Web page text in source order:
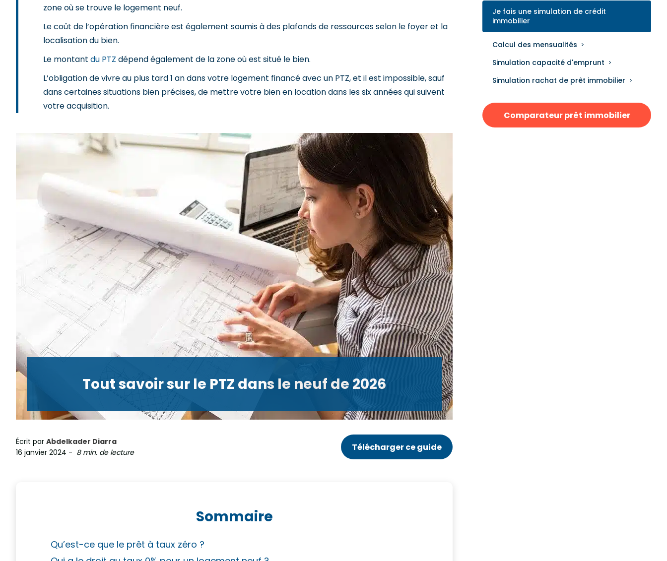
zone où se trouve le logement neuf.
Le coût de l’opération financière est également soumis à des plafonds de ressources selon le foyer et la
localisation du bien.
Le montant du PTZ dépend également de la zone où est situé le bien.
L’obligation de vivre au plus tard 1 an dans votre logement financé avec un PTZ, et il est impossible, sauf
dans certaines situations bien précises, de mettre votre bien en location dans les six années qui suivent
votre acquisition.
Tout savoir sur le PTZ dans le neuf de 2026
Écrit par Abdelkader Diarra
16 janvier 2024 - 8 min. de lecture Télécharger ce guide
Sommaire
Qu’est-ce que le prêt à taux zéro ?
Je fais une simulation de crédit
immobilier
Calcul des mensualités
Simulation capacité d'emprunt
Simulation rachat de prêt immobilier
Comparateur prêt immobilier